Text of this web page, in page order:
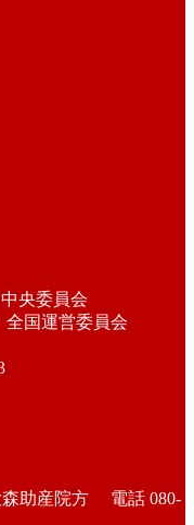
央委員会
全国運営委員会
森助産院方 電話 080-